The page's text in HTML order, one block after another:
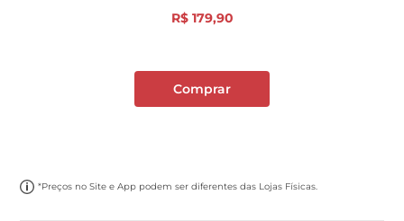
R$ 179,90
Comprar
*Preços no Site e App podem ser diferentes das Lojas Físicas.